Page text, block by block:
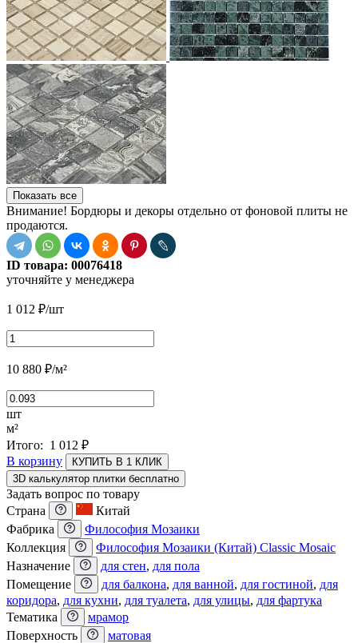
Показать все
Внимание! Бордюры и декоры отдельно от фоновой плиты не
продаются.
ID товара: 00076418
уточняйте у менеджера
1 012 ₽/шт
10 880 ₽/м²
шт
м²
Итого: 1 012 ₽
В корзину
КУПИТЬ В 1 КЛИК
3D калькулятор плитки бесплатно
Задать вопрос по товару
Страна
Китай
Фабрика
Философия Мозаики
Коллекция
Философия Мозаики (Китай) Classic Mosaic
Назначение
для стен, для пола
Помещение
для балкона, для ванной, для гостиной, для
коридора, для кухни, для туалета, для улицы, для фартука
Тематика
мрамор
Поверхность
матовая